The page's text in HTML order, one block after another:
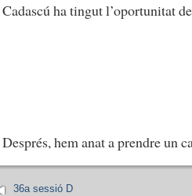
Cadascú ha tingut l’oportunitat
Després, hem anat a prendre un
36a sessió D